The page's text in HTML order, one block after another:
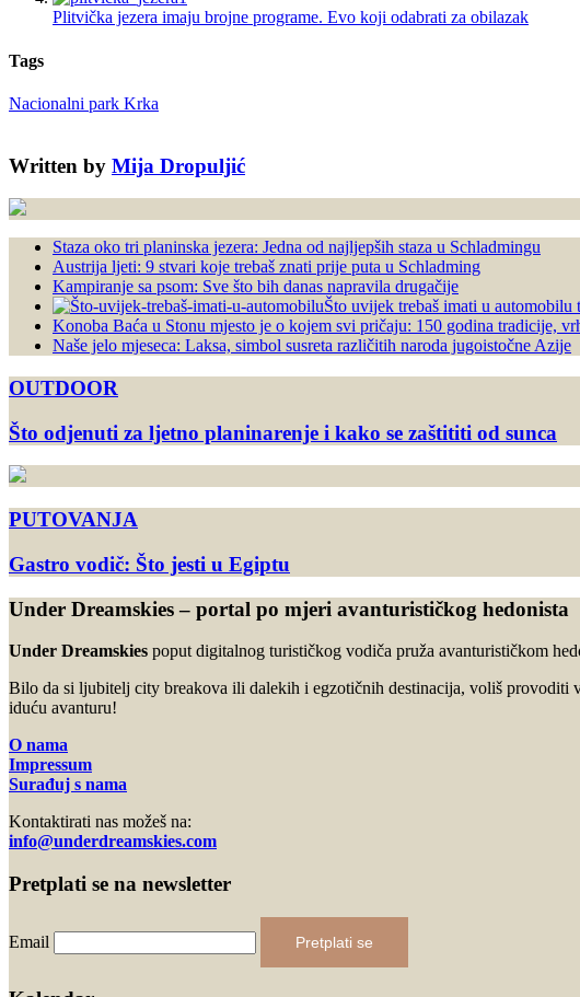
Plitvička jezera imaju brojne programe. Evo koji odabrati za obilazak
Tags
Nacionalni park Krka
Written by Mija Dropuljić
Staza oko tri planinska jezera: Jedna od najljepših staza u Schladmingu
Austrija ljeti: 9 stvari koje trebaš znati prije puta u Schladming
Kampiranje sa psom: Sve što bih danas napravila drugačije
Što uvijek trebaš imati u
Konoba Baća u Stonu mjesto je o kojem svi pričaju: 150 godina tradicije,
Naše jelo mjeseca: Laksa, simbol susreta različitih naroda jugoistočne Azije
OUTDOOR
Što odjenuti za ljetno planinarenje i kako se zaštititi od sunca
PUTOVANJA
Gastro vodič: Što jesti u Egiptu
Under Dreamskies – portal po mjeri avanturističkog hedonista
Under Dreamskies poput digitalnog turističkog vodiča pruža avanturističkom
Bilo da si ljubitelj city breakova ili dalekih i egzotičnih destinacija, voliš provoditi
iduću avanturu!
O nama
Impressum
Surađuj s nama
Kontaktirati nas možeš na:
info@underdreamskies.com
Pretplati se na newsletter
Email Pretplati se